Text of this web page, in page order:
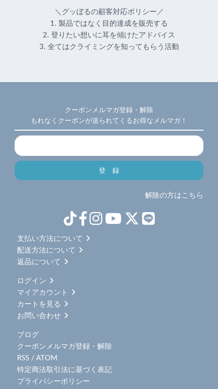
＼グッぼるの顧客対応ポリシー／
1. 製品ではなく目的達成を販売する
2. 登りたい想いに耳を傾けたアドバイス
3. 全てはクライミングを知ってもらう活動
クーポンメルマガ登録・解除
もれなくクーポンが送られてくるお得なメルマガ！
解除の方はこちら
支払い方法について
配送方法について
返品について
ログイン
マイアカウント
カートを見る
お問い合わせ
ブログ
クーポンメルマガ登録・解除
RSS / ATOM
特定商法取引法に基づく表記
プライバシーポリシー